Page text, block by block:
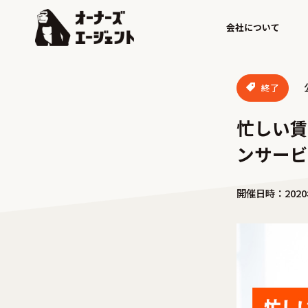
会社について
終了
忙しい
ンサー
開催日時：